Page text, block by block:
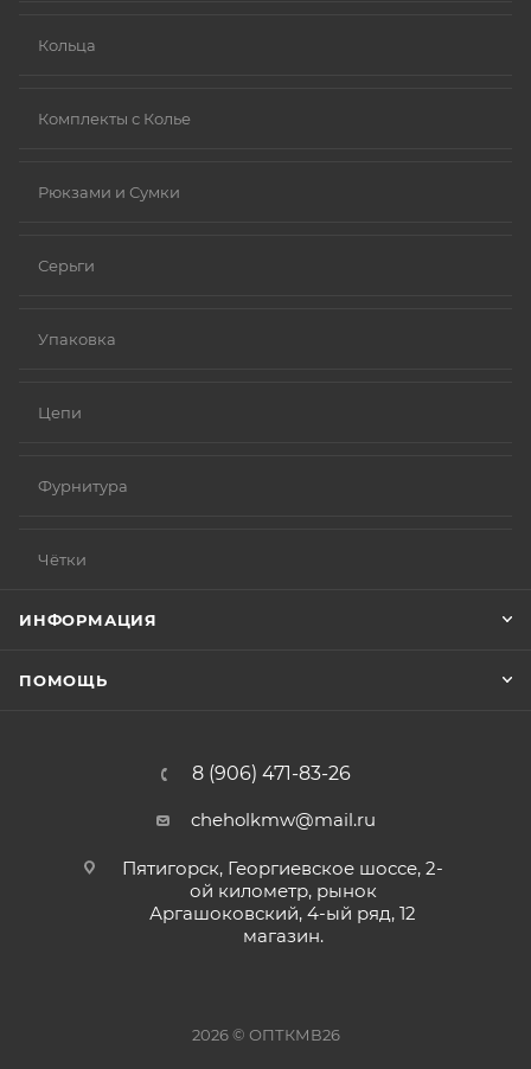
Кольца
Комплекты с Колье
Рюкзами и Сумки
Серьги
Упаковка
Цепи
Фурнитура
Чётки
ИНФОРМАЦИЯ
ПОМОЩЬ
8 (906) 471-83-26
cheholkmw@mail.ru
Пятигорск, Георгиевское шоссе, 2-
ой километр, рынок
Аргашоковский, 4-ый ряд, 12
магазин.
2026 © ОПТКМВ26